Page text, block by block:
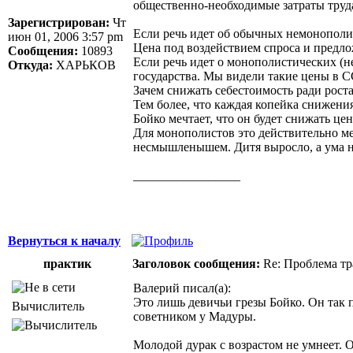
Зарегистрирован: Чт
июн 01, 2006 3:57 pm
Сообщения: 10893
Откуда: ХАРЬКОВ
общественно-необходимые затраты
Если речь идет об обычных
Цена под воздействием спроса и
Если речь идет о монополистических
государства. Мы видели такие цены в
Зачем снижать себестоимость ради
Тем более, что каждая копейка
Бойко мечтает, что он будет снижать
Для монополистов это действительно
несмышленышем. Дитя выросло, а ума
Вернуться к началу
практик
Заголовок сообщения: Re: Проблема
Вычислитель
Валерий писал(а):
Это лишь девичьи грезы Бойко. Он так
советником у Мадуры.
Молодой дурак с возрастом не умнеет.